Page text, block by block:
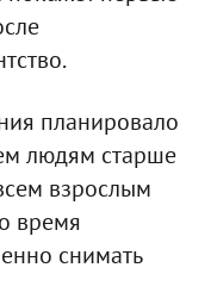
планировало
людям старше
взрослым
время
снимать